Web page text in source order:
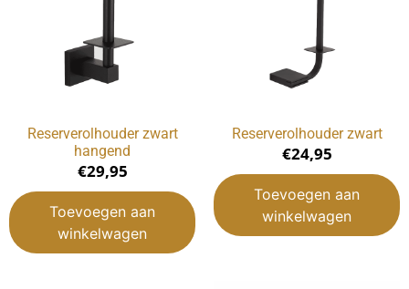
Reserverolhouder zwart
hangend
€29,95
Toevoegen aan
winkelwagen
Reserverolhouder zwart
€24,95
Toevoegen aan
winkelwagen